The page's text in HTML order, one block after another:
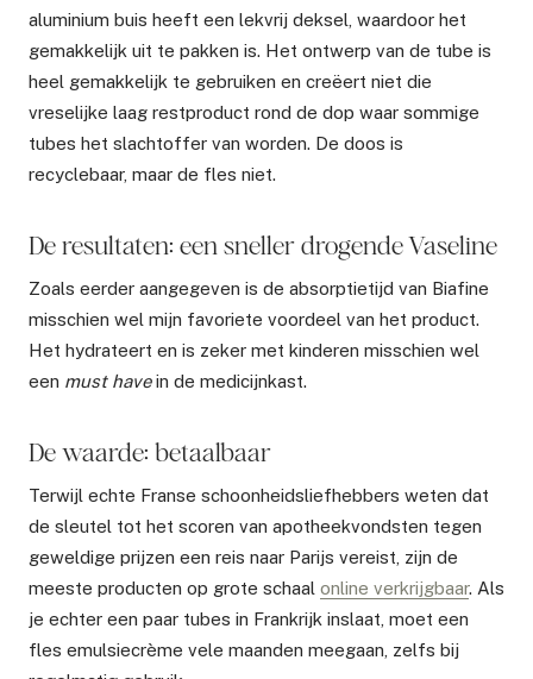
aluminium buis heeft een lekvrij deksel, waardoor het
gemakkelijk uit te pakken is. Het ontwerp van de tube is
heel gemakkelijk te gebruiken en creëert niet die
vreselijke laag restproduct rond de dop waar sommige
tubes het slachtoffer van worden. De doos is
recyclebaar, maar de fles niet.
De resultaten: een sneller drogende Vaseline
Zoals eerder aangegeven is de absorptietijd van Biafine
misschien wel mijn favoriete voordeel van het product.
Het hydrateert en is zeker met kinderen misschien wel
een must havein de medicijnkast.
De waarde: betaalbaar
Terwijl echte Franse schoonheidsliefhebbers weten dat
de sleutel tot het scoren van apotheekvondsten tegen
geweldige prijzen een reis naar Parijs vereist, zijn de
meeste producten op grote schaal online verkrijgbaar. Als
je echter een paar tubes in Frankrijk inslaat, moet een
fles emulsiecrème vele maanden meegaan, zelfs bij